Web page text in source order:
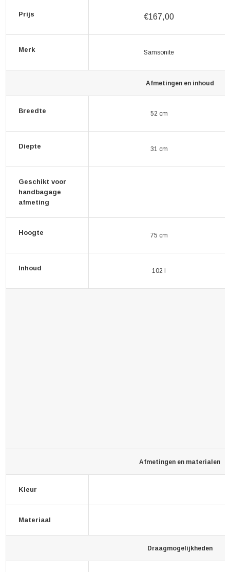
Prijs €167,00
Merk Samsonite
Afmetingen en inhoud
Breedte 52 cm
Diepte 31 cm
Geschikt voor
handbagage
afmeting
Hoogte 75 cm
Inhoud 102 l
Afmetingen en materialen
Kleur
Materiaal
Draagmogelijkheden